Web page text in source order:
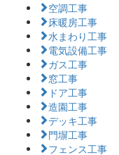
空調工事
床暖房工事
水まわり工事
電気設備工事
ガス工事
窓工事
ドア工事
造園工事
デッキ工事
門塀工事
フェンス工事